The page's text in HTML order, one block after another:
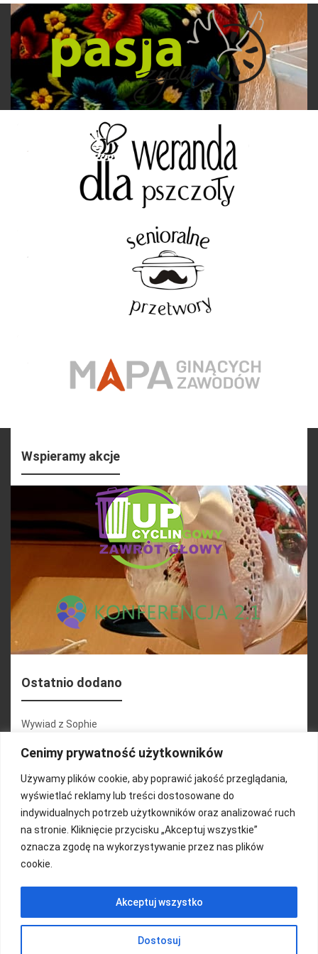
Cenimy prywatność użytkowników
Używamy plików cookie, aby poprawić jakość przeglądania,
wyświetlać reklamy lub treści dostosowane do
indywidualnych potrzeb użytkowników oraz analizować ruch
na stronie. Kliknięcie przycisku „Akceptuj wszystkie”
oznacza zgodę na wykorzystywanie przez nas plików
cookie.
Dostosuj
Akceptuj wszystko
Wspieramy akcje
Ostatnio dodano
Wywiad z Sophie
Konferencja 2.1
Martyna Wojciechowska
Relacja zdjęciowa 25.09.2024r (cz.2)
Wywiady z uczestnikami
FUNDACJA KOLOROWO